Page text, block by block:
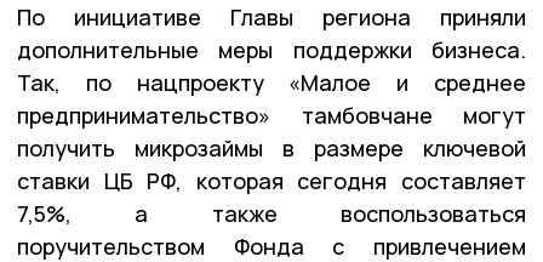
По инициативе Главы региона приняли
дополнительные меры поддержки бизнеса.
Так, по нацпроекту «Малое и среднее
предпринимательство» тамбовчане могут
получить микрозаймы в размере ключевой
ставки ЦБ РФ, которая сегодня составляет
7,5%, а также воспользоваться
поручительством Фонда с привлечением